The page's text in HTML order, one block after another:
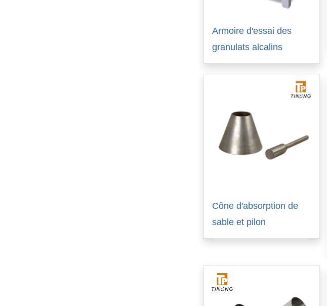
Armoire d'essai des
granulats alcalins
Cône d'absorption de
sable et pilon